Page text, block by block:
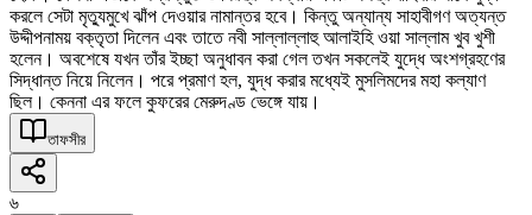
করলে সেটা মৃত্যুমুখে ঝাঁপ দেওয়ার নামান্তর হবে। কিন্তু অন্যান্য সাহাবীগণ অত্যন্ত
উদ্দীপনাময় বক্তৃতা দিলেন এবং তাতে নবী সাল্লাল্লাহু আলাইহি ওয়া সাল্লাম খুব খুশী
হলেন। অবশেষে যখন তাঁর ইচ্ছা অনুধাবন করা গেল তখন সকলেই যুদ্ধে অংশগ্রহণের
সিদ্ধান্ত নিয়ে নিলেন। পরে প্রমাণ হল, যুদ্ধ করার মধ্যেই মুসলিমদের মহা কল্যাণ
ছিল। কেননা এর ফলে কুফরের মেরুদণ্ড ভেঙ্গে যায়।
তাফসীর
৬